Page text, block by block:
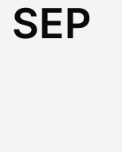
SEP